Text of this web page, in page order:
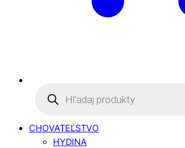
search
CHOVATEĽSTVO
HYDINA